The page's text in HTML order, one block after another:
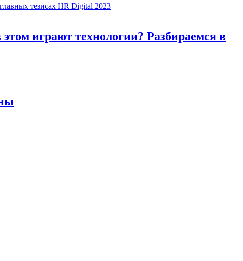
играют технологии? Разбираемся в